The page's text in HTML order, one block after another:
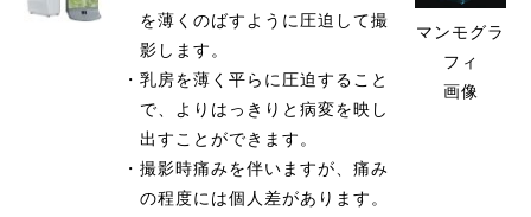
を薄くのばすように圧迫して撮
影します。
・乳房を薄く平らに圧迫すること
で、よりはっきりと病変を映し
出すことができます。
・撮影時痛みを伴いますが、痛み
の程度には個人差があります。
マンモグラ
フィ
画像